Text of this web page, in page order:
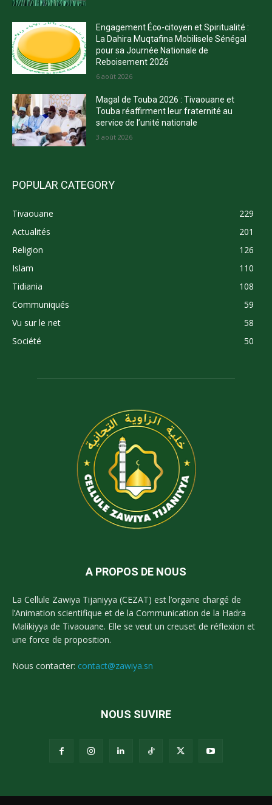
Engagement Éco-citoyen et Spiritualité :
La Dahira Muqtafina Mobilisele Sénégal
pour sa Journée Nationale de
Reboisement 2026
6 août 2026
Magal de Touba 2026 : Tivaouane et
Touba réaffirment leur fraternité au
service de l’unité nationale
3 août 2026
POPULAR CATEGORY
Tivaouane
229
Actualités
201
Religion
126
Islam
110
Tidiania
108
Communiqués
59
Vu sur le net
58
Société
50
A PROPOS DE NOUS
La Cellule Zawiya Tijaniyya (CEZAT) est l’organe chargé de
l’Animation scientifique et de la Communication de la Hadra
Malikiyya de Tivaouane. Elle se veut un creuset de réflexion et
une force de proposition.
Nous contacter: contact@zawiya.sn
NOUS SUVIRE